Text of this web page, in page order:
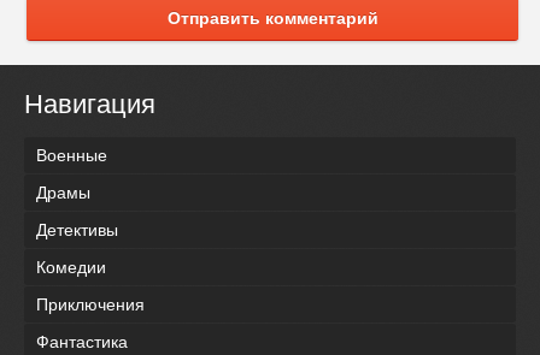
Отправить комментарий
Навигация
Военные
Драмы
Детективы
Комедии
Приключения
Фантастика